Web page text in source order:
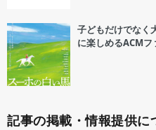
子どもだけでなく
に楽しめるACM
記事の掲載・情報提供に